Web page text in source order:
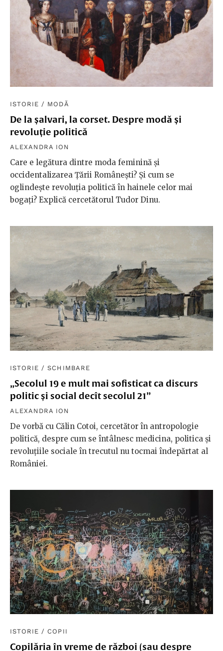
ISTORIE / MODĂ
De la șalvari, la corset. Despre modă și
revoluție politică
ALEXANDRA ION
Care e legătura dintre moda feminină și
occidentalizarea Țării Românești? Și cum se
oglindește revoluția politică în hainele celor mai
bogați? Explică cercetătorul Tudor Dinu.
ISTORIE /SCHIMBARE
„Secolul 19 e mult mai sofisticat ca discurs
politic și social decît secolul 21”
ALEXANDRA ION
De vorbă cu Călin Cotoi, cercetător în antropologie
politică, despre cum se întâlnesc medicina, politica și
revoluțiile sociale în trecutul nu tocmai îndepărtat al
României.
ISTORIE / COPII
Copilăria în vreme de război (sau despre